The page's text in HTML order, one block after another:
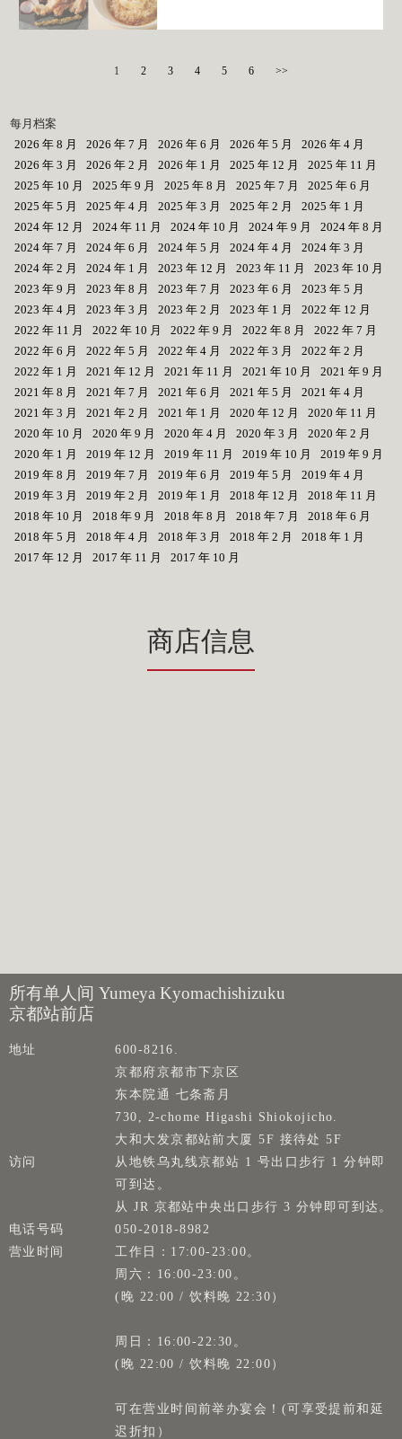
1 2 3 4 5 6 >>
每月档案
2026 年 8 月
2026 年 7 月 2026 年 6 月 2026 年 5 月
2026 年 4 月
2026 年 3 月
2026 年 2 月 2026 年 1 月 2025 年 12 月
2025 年 11 月
2025 年 10 月
2025 年 9 月 2025 年 8 月 2025 年 7 月
2025 年 6 月
2025 年 5 月
2025 年 4 月 2025 年 3 月 2025 年 2 月
2025 年 1 月
2024 年 12 月
2024 年 11 月 2024 年 10 月 2024 年 9 月
2024 年 8 月
2024 年 7 月
2024 年 6 月 2024 年 5 月 2024 年 4 月
2024 年 3 月
2024 年 2 月
2024 年 1 月 2023 年 12 月 2023 年 11 月
2023 年 10 月
2023 年 9 月
2023 年 8 月 2023 年 7 月 2023 年 6 月
2023 年 5 月
2023 年 4 月
2023 年 3 月 2023 年 2 月 2023 年 1 月
2022 年 12 月
2022 年 11 月
2022 年 10 月 2022 年 9 月 2022 年 8 月
2022 年 7 月
2022 年 6 月
2022 年 5 月 2022 年 4 月 2022 年 3 月
2022 年 2 月
2022 年 1 月
2021 年 12 月 2021 年 11 月 2021 年 10 月
2021 年 9 月
2021 年 8 月
2021 年 7 月 2021 年 6 月 2021 年 5 月
2021 年 4 月
2021 年 3 月
2021 年 2 月 2021 年 1 月 2020 年 12 月
2020 年 11 月
2020 年 10 月
2020 年 9 月 2020 年 4 月 2020 年 3 月
2020 年 2 月
2020 年 1 月
2019 年 12 月 2019 年 11 月 2019 年 10 月
2019 年 9 月
2019 年 8 月
2019 年 7 月 2019 年 6 月 2019 年 5 月
2019 年 4 月
2019 年 3 月
2019 年 2 月 2019 年 1 月 2018 年 12 月
2018 年 11 月
2018 年 10 月
2018 年 9 月 2018 年 8 月 2018 年 7 月
2018 年 6 月
2018 年 5 月
2018 年 4 月 2018 年 3 月 2018 年 2 月
2018 年 1 月
2017 年 12 月
2017 年 11 月 2017 年 10 月
商店信息
所有单人间 Yumeya Kyomachishizuku
京都站前店
地址
600-8216.
京都府京都市下京区
东本院通 七条斋月
730, 2-chome Higashi Shiokojicho.
大和大发京都站前大厦 5F 接待处 5F
访问
从地铁乌丸线京都站 1 号出口步行 1 分钟即
可到达。
从 JR 京都站中央出口步行 3 分钟即可到达。
电话号码
050-2018-8982
营业时间
工作日：17:00-23:00。
周六：16:00-23:00。
(晚 22:00 / 饮料晚 22:30）
周日：16:00-22:30。
(晚 22:00 / 饮料晚 22:00）
可在营业时间前举办宴会！(可享受提前和延
迟折扣）